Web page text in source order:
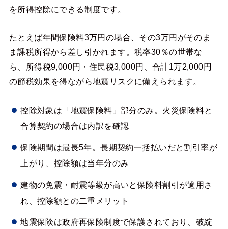
を所得控除にできる制度です。
たとえば年間保険料3万円の場合、その3万円がそのま
ま課税所得から差し引かれます。税率30％の世帯な
ら、所得税9,000円・住民税3,000円、合計1万2,000円
の節税効果を得ながら地震リスクに備えられます。
控除対象は「地震保険料」部分のみ。火災保険料と
合算契約の場合は内訳を確認
保険期間は最長5年。長期契約一括払いだと割引率が
上がり、控除額は当年分のみ
建物の免震・耐震等級が高いと保険料割引が適用さ
れ、控除額との二重メリット
地震保険は政府再保険制度で保護されており、破綻